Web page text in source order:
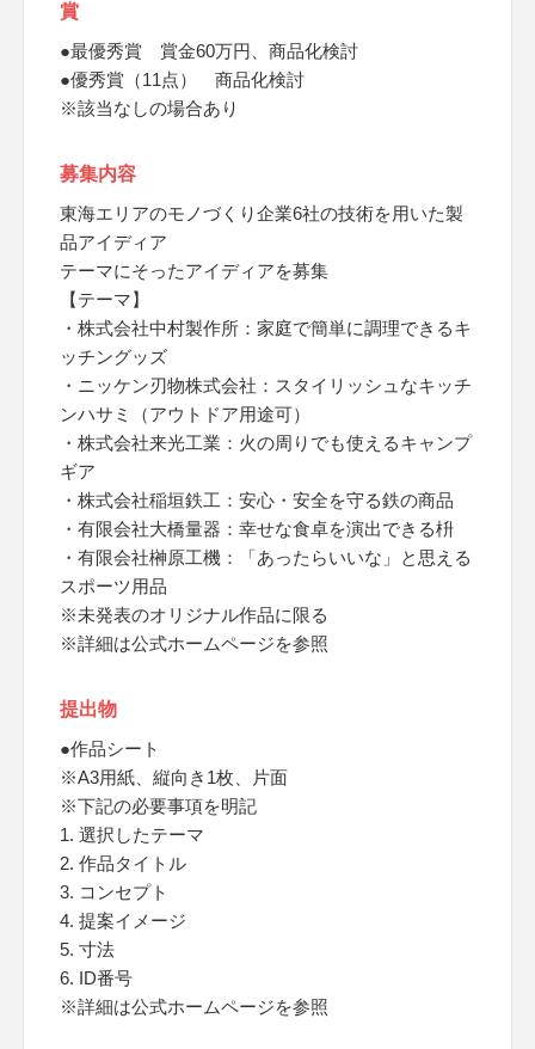
賞
●最優秀賞 賞金60万円、商品化検討
●優秀賞（11点） 商品化検討
※該当なしの場合あり
募集内容
東海エリアのモノづくり企業6社の技術を用いた製
品アイディア
テーマにそったアイディアを募集
【テーマ】
・株式会社中村製作所：家庭で簡単に調理できるキ
ッチングッズ
・ニッケン刃物株式会社：スタイリッシュなキッチ
ンハサミ（アウトドア用途可）
・株式会社来光工業：火の周りでも使えるキャンプ
ギア
・株式会社稲垣鉄工：安心・安全を守る鉄の商品
・有限会社大橋量器：幸せな食卓を演出できる枡
・有限会社榊原工機：「あったらいいな」と思える
スポーツ用品
※未発表のオリジナル作品に限る
※詳細は公式ホームページを参照
提出物
●作品シート
※A3用紙、縦向き1枚、片面
※下記の必要事項を明記
1. 選択したテーマ
2. 作品タイトル
3. コンセプト
4. 提案イメージ
5. 寸法
6. ID番号
※詳細は公式ホームページを参照